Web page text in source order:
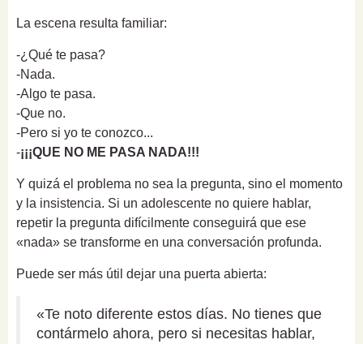
La escena resulta familiar:
-¿Qué te pasa?
-Nada.
-Algo te pasa.
-Que no.
-Pero si yo te conozco...
-¡¡¡QUE NO ME PASA NADA!!!
Y quizá el problema no sea la pregunta, sino el momento
y la insistencia. Si un adolescente no quiere hablar,
repetir la pregunta difícilmente conseguirá que ese
«nada» se transforme en una conversación profunda.
Puede ser más útil dejar una puerta abierta:
«Te noto diferente estos días. No tienes que
contármelo ahora, pero si necesitas hablar,